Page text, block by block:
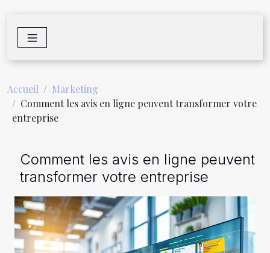
Accueil
Marketing
Comment les avis en ligne peuvent transformer votre
entreprise
Comment les avis en ligne peuvent
transformer votre entreprise